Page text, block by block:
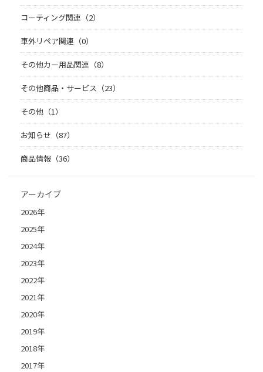
コーティング関連（2）
車外リペア関連（0）
その他カー用品関連（8）
その他商品・サービス（23）
その他（1）
お知らせ（87）
商品情報（36）
アーカイブ
2026年
2025年
2024年
2023年
2022年
2021年
2020年
2019年
2018年
2017年